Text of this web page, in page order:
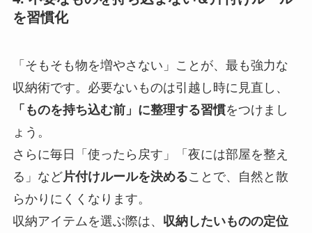
を習慣化
「そもそも物を増やさない」ことが、最も強力な
収納術です。必要ないものは引越し時に見直し、
「ものを持ち込む前」に整理する習慣をつけまし
ょう。
さらに毎日「使ったら戻す」「夜には部屋を整え
る」など片付けルールを決めることで、自然と散
らかりにくくなります。
収納アイテムを選ぶ際は、 収納したいものの定位